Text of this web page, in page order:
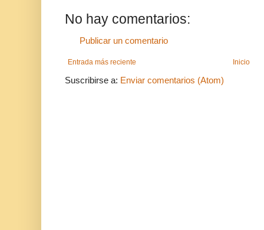
No hay comentarios:
Publicar un comentario
Entrada más reciente Inicio
Suscribirse a: Enviar comentarios (Atom)